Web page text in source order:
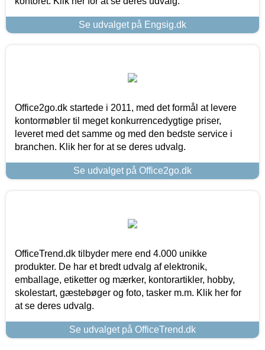
Se udvalget på Engsig.dk
Office2go.dk startede i 2011, med det formål at levere
kontormøbler til meget konkurrencedygtige priser,
leveret med det samme og med den bedste service i
branchen. Klik her for at se deres udvalg.
Se udvalget på Office2go.dk
OfficeTrend.dk tilbyder mere end 4.000 unikke
produkter. De har et bredt udvalg af elektronik,
emballage, etiketter og mærker, kontorartikler, hobby,
skolestart, gæstebøger og foto, tasker m.m. Klik her for
at se deres udvalg.
Se udvalget på OfficeTrend.dk